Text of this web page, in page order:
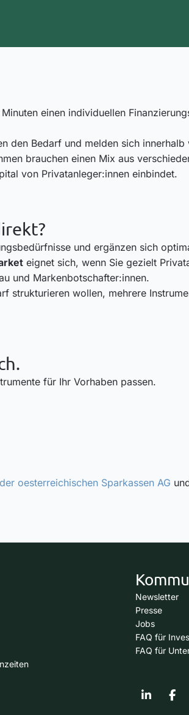
einen individuellen
den Bedarf und melden sich
brauchen einen Mix aus
von Privatanleger:innen einbindet.
und ergänzen sich
eignet sich, wenn Sie gezielt
und Markenbotschafter:innen.
strukturieren wollen, mehrere
für Ihr Vorhaben passen.
oesterreichischen Sparkassen AG
Newsletter
Presse
Jobs
FAQ für
FAQ für